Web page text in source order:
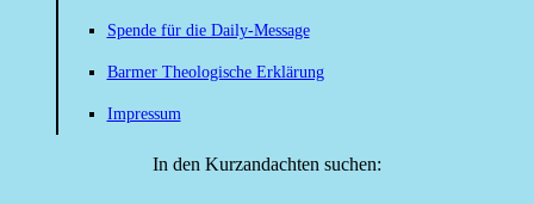
Spende für die Daily-Message
Barmer Theologische Erklärung
Impressum
In den Kurzandachten suchen: